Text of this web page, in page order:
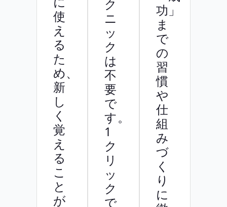
使
え
る
た
め、
新
し
く
覚
え
る
こ
と
が
ク
ニ
ッ
ク
は
不
要
で
す。
1
ク
リ
ッ
ク
で
功」
ま
で
の
習
慣
や
仕
組
み
づ
く
り
に